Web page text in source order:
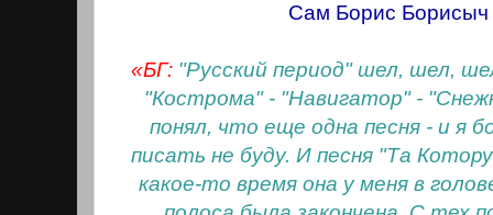
Сам Борис Борисыч
«БГ: "Русский период" шел, шел,
"Кострома" - "Навигатор" -
понял, что еще одна песня - и я
писать не буду. И песня "Та
какое-то время она у меня в